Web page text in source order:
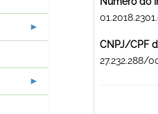
CNPJ/CPF
27.232.288/